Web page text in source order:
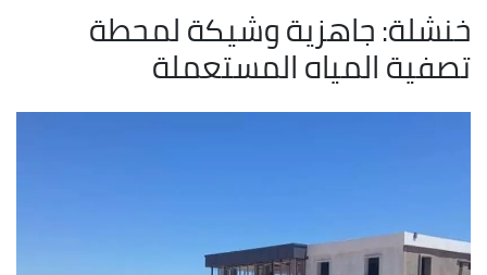
خنشلة: جاهزية وشيكة لمحطة
تصفية المياه المستعملة